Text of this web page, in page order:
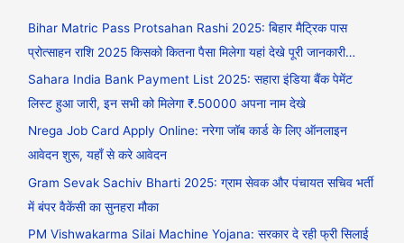
Bihar Matric Pass Protsahan Rashi 2025: बिहार मैट्रिक पास
प्रोत्साहन राशि 2025 किसको कितना पैसा मिलेगा यहां देखे पूरी जानकारी…
Sahara India Bank Payment List 2025: सहारा इंडिया बैंक पेमेंट
लिस्ट हुआ जारी, इन सभी को मिलेगा ₹.50000 अपना नाम देखे
Nrega Job Card Apply Online: नरेगा जॉब कार्ड के लिए ऑनलाइन
आवेदन शुरू, यहाँ से करे आवेदन
Gram Sevak Sachiv Bharti 2025: ग्राम सेवक और पंचायत सचिव भर्ती
में बंपर वैकेंसी का सुनहरा मौका
PM Vishwakarma Silai Machine Yojana: सरकार दे रही फ्री सिलाई